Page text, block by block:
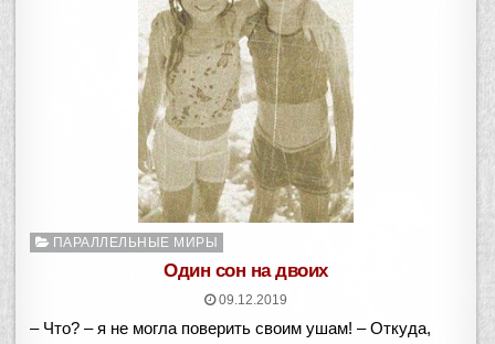
Опубликовано
ПАРАЛЛЕЛЬНЫЕ МИРЫ
Один сон на двоих
09.12.2019
– Что? – я не могла поверить своим ушам! – Откуда,